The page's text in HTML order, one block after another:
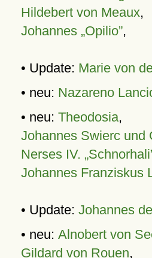
Hildebert von Meaux,
Johannes „Opilio”,
• Update: Marie von
• neu: Nazareno
• neu: Theodosia,
Johannes Swierc und
Nerses IV.
Johannes Franziskus
• Update: Johannes
• neu: Alnobert von
Gildard von Rouen,